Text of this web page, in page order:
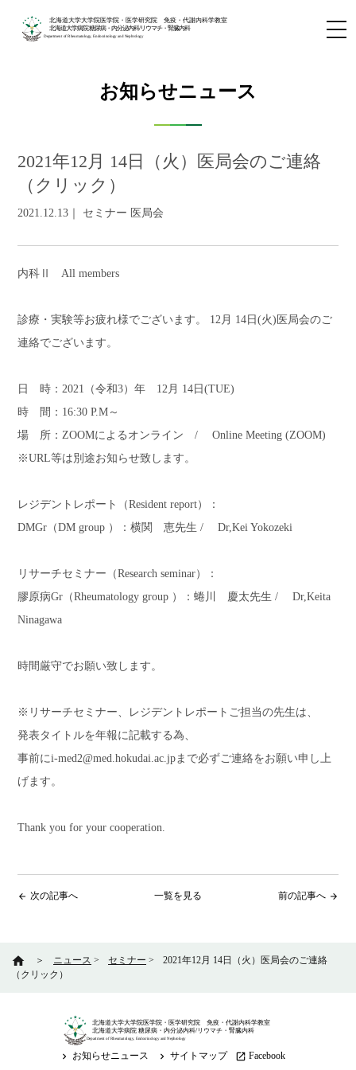
北海道大学大学院医学院・医学研究院 免疫・代謝内科学教室
北海道大学病院 糖尿病・内分泌内科/リウマチ・腎臓内科
Department of Rheumatology, Endocrinology and Nephrology
お知らせニュース
2021年12月 14日（火）医局会のご連絡
（クリック）
2021.12.13｜ セミナー 医局会
内科Ⅱ All members
診療・実験等お疲れ様でございます。 12月 14日(火)医局会のご
連絡でございます。
日 時：2021（令和3）年 12月 14日(TUE)
時 間：16:30 P.M～
場 所：ZOOMによるオンライン / Online Meeting (ZOOM)
※URL等は別途お知らせ致します。
レジデントレポート（Resident report）：
DMGr（DM group ）：横関 恵先生 / Dr,Kei Yokozeki
リサーチセミナー（Research seminar）：
膠原病Gr（Rheumatology group ）
：蜷川 慶太先生 / Dr,Keita
Ninagawa
時間厳守でお願い致します。
※リサーチセミナー、レジデントレポートご担当の先生は、
発表タイトルを年報に記載する為、
事前にi-med2@med.hokudai.ac.jpまで必ずご連絡をお願い申し上
げます。
Thank you for your cooperation.
arrow_back 次の記事へ 一覧を見る arrow_forward
前の記事へ
home ＞ ニュース > セミナー >
2021年12月 14日（火）医局会のご連絡
（クリック）
北海道大学大学院医学院・医学研究院 免疫・代謝内科学教室
北海道大学病院 糖尿病・内分泌内科/リウマチ・腎臓内科
Department of Rheumatology, Endocrinology and Nephrology
keyboard_arrow_right お知らせニュース keyboard_arrow_right サイトマップ launch Facebook